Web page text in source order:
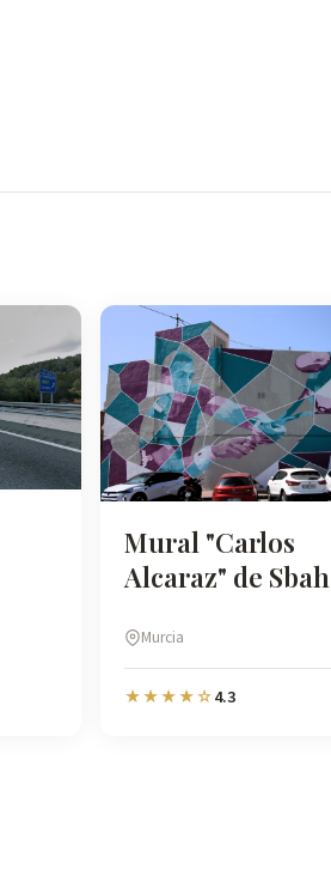
Mural "Carlos
Alcaraz" de Sbah
Murcia
★★★★☆4.3